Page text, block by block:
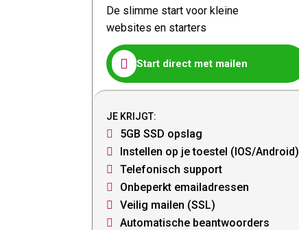
De slimme start voor kleine
websites en starters
 Start direct met mailen
JE KRIJGT:
 5GB SSD opslag
 Instellen op je toestel (IOS/Android)
 Telefonisch support
 Onbeperkt emailadressen
 Veilig mailen (SSL)
 Automatische beantwoorders